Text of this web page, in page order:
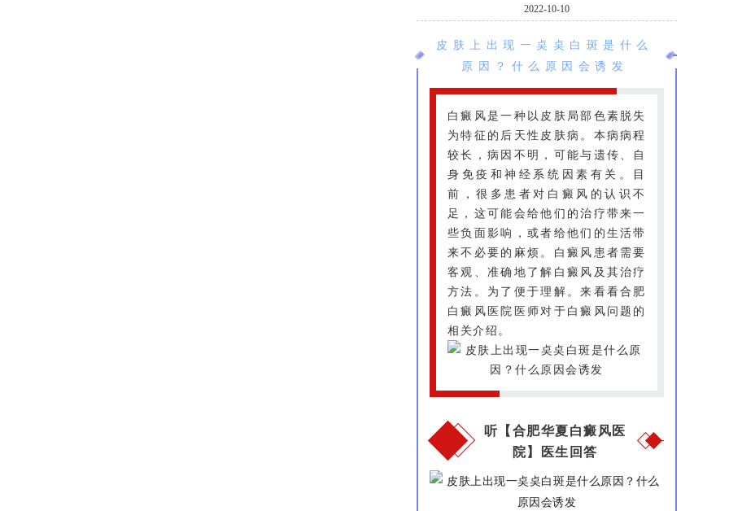
2022-10-10
皮肤上出现一奌奌白斑是什么
原因？什么原因会诱发
白癜风是一种以皮肤局部色素脱失
为特征的后天性皮肤病。本病病程
较长，病因不明，可能与遗传、自
身免疫和神经系统因素有关。目
前，很多患者对白癜风的认识不
足，这可能会给他们的治疗带来一
些负面影响，或者给他们的生活带
来不必要的麻烦。白癜风患者需要
客观、准确地了解白癜风及其治疗
方法。为了便于理解。来看看合肥
白癜风医院医师对于白癜风问题的
相关介绍。
听【合肥华夏白癜风医
院】医生回答